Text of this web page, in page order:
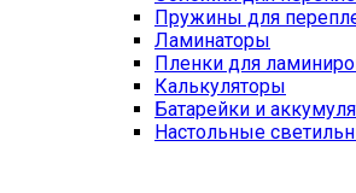
Пружины для
Ламинаторы
Пленки для
Калькуляторы
Батарейки и
Настольные